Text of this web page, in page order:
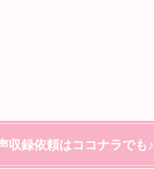
収録依頼はココナラでも♪